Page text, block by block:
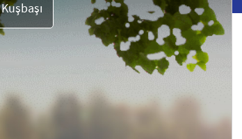
Kuşbaşı